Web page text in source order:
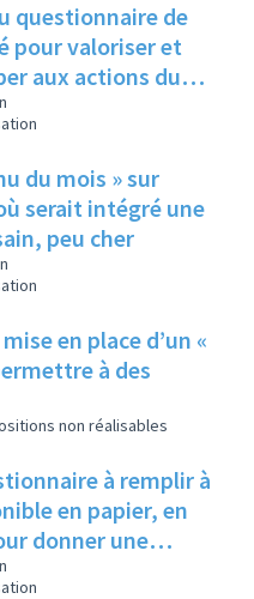
questionnaire de
pour valoriser et
aux actions du
du mois » sur
serait intégré une
peu cher
en place d’un «
à des
non réalisables
à remplir à
en papier, en
donner une
son évaluation